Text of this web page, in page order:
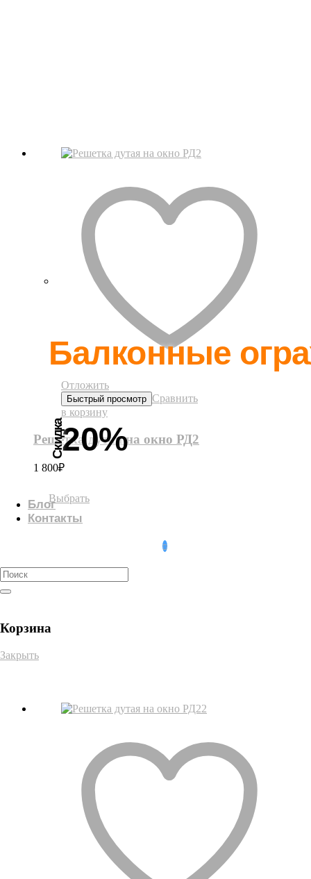
Балконные
Скидка20%
Выбрать
Блог
Контакты
Корзина
Закрыть
Отложить
Быстрый просмотр Сравнить
в корзину
Решетка дутая на окно РД2
1 800₽